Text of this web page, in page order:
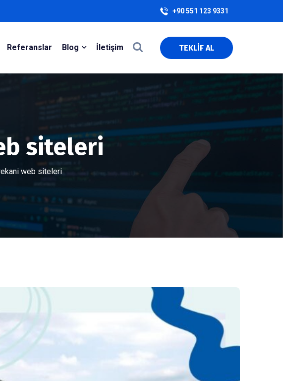
+90 551 123 9331
Referanslar Blog İletişim TEKLİF AL
siteleri
web siteleri